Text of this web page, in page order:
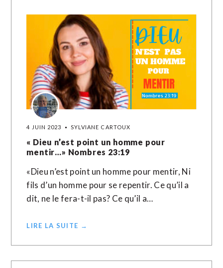
4 JUIN 2023 SYLVIANE CARTOUX
« Dieu n’est point un homme pour
mentir…» Nombres‬ ‭23‬:‭19‬ ‭
«Dieu n’est point un homme pour mentir, Ni
fils d’un homme pour se repentir. Ce qu’il a
dit, ne le fera-t-il pas? Ce qu’il a…
LIRE LA SUITE →